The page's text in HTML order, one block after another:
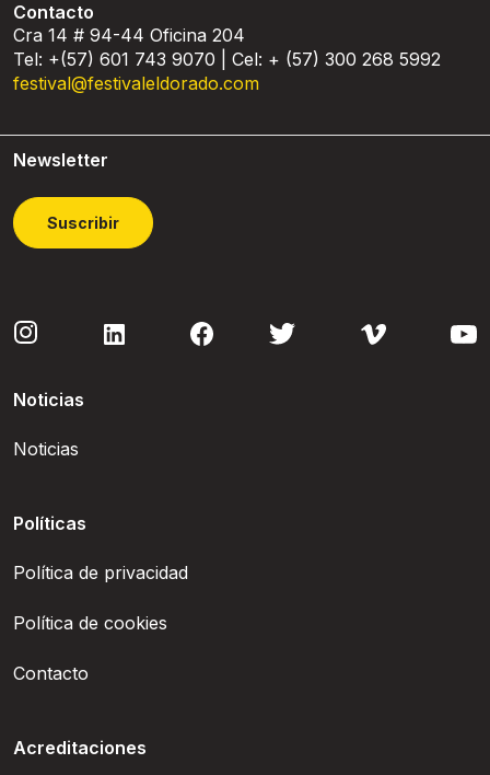
Contacto
Cra 14 # 94-44 Oficina 204
Tel: +(57) 601 743 9070 | Cel: + (57) 300 268 5992
festival@festivaleldorado.com
Newsletter
Suscribir
Noticias
Noticias
Políticas
Política de privacidad
Política de cookies
Contacto
Acreditaciones